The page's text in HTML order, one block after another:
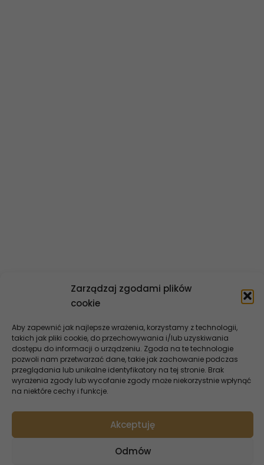
Zarządzaj zgodami plików
cookie
Aby zapewnić jak najlepsze wrażenia, korzystamy z technologii,
takich jak pliki cookie, do przechowywania i/lub uzyskiwania
dostępu do informacji o urządzeniu. Zgoda na te technologie
pozwoli nam przetwarzać dane, takie jak zachowanie podczas
przeglądania lub unikalne identyfikatory na tej stronie. Brak
wyrażenia zgody lub wycofanie zgody może niekorzystnie wpłynąć
na niektóre cechy i funkcje.
Akceptuję
Odmów
Oferta InoBanku